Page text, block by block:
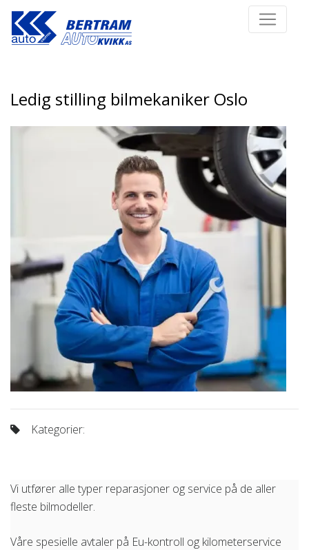
Ledig stilling bilmekaniker Oslo
Kategorier:
Vi utfører alle typer reparasjoner og service på de aller
fleste bilmodeller.
Våre spesielle avtaler på Eu-kontroll og kilometerservice